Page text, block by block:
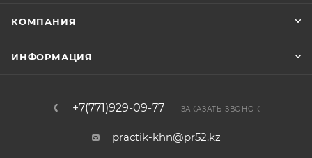
КОМПАНИЯ
ИНФОРМАЦИЯ
+7(771)929-09-77 ЗАКАЗАТЬ ЗВОНОК
practik-khn@pr52.kz